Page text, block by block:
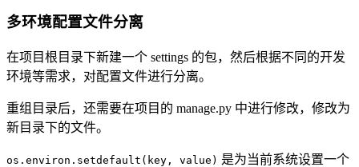
多环境配置文件分离
在项目根目录下新建一个 settings 的包，然后根据不同的开发
环境等需求，对配置文件进行分离。
重组目录后，还需要在项目的 manage.py 中进行修改，修改为
新目录下的文件。
os.environ.setdefault(key, value) 是为当前系统设置一个